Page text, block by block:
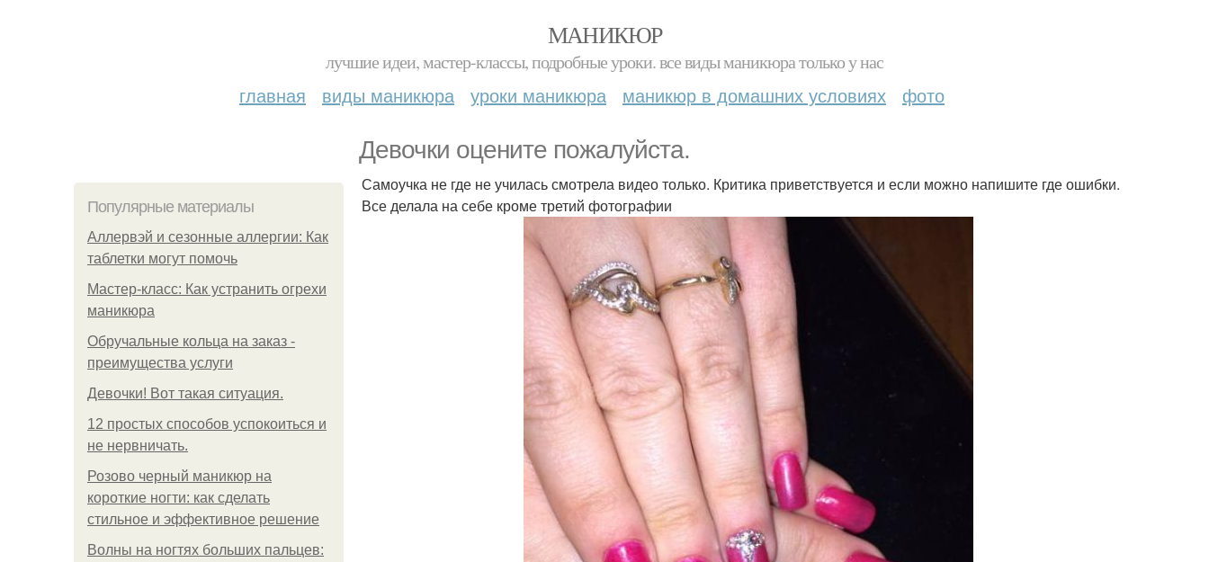
МАНИКЮР
лучшие идеи, мастер-классы, подробные уроки. все виды маникюра только у нас
главная виды маникюра уроки маникюра маникюр в домашних условиях фото
Девочки оцените пожалуйста.
Популярные материалы
Аллервэй и сезонные аллергии: Как
таблетки могут помочь
Мастер-класс: Как устранить огрехи
маникюра
Обручальные кольца на заказ -
преимущества услуги
Девочки! Вот такая ситуация.
12 простых способов успокоиться и
не нервничать.
Розово черный маникюр на
короткие ногти: как сделать
стильное и эффективное решение
Волны на ногтях больших пальцев:
Самоучка не где не училась смотрела видео только. Критика приветствуется и если можно напишите где ошибки.
Все делала на себе кроме третий фотографии